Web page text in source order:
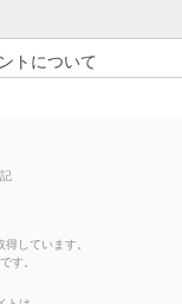
トについて
しています。
す。